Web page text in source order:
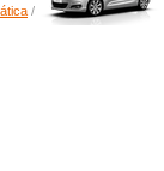
/